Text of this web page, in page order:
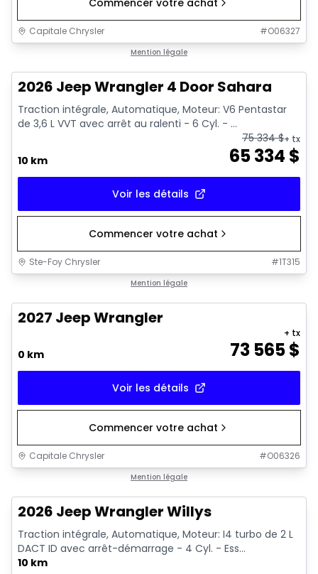
Commencer votre achat
Capitale Chrysler #O06327
Mention légale
2026 Jeep Wrangler 4 Door Sahara
Traction intégrale, Automatique, Moteur: V6 Pentastar
de 3,6 L VVT avec arrêt au ralenti - 6 Cyl. - ...
10 km 65 334 $
75 334$+ tx
Voir les détails
Commencer votre achat
Ste-Foy Chrysler #1T315
Mention légale
2027 Jeep Wrangler
0 km 73 565$
+ tx
Voir les détails
Commencer votre achat
Capitale Chrysler #O06326
Mention légale
2026 Jeep Wrangler Willys
Traction intégrale, Automatique, Moteur: I4 turbo de 2 L
DACT ID avec arrêt-démarrage - 4 Cyl. - Ess...
10 km